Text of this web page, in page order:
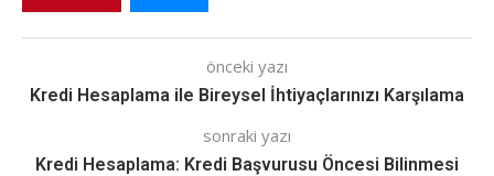
önceki yazı
Kredi Hesaplama ile Bireysel İhtiyaçlarınızı Karşılama
sonraki yazı
Kredi Hesaplama: Kredi Başvurusu Öncesi Bilinmesi